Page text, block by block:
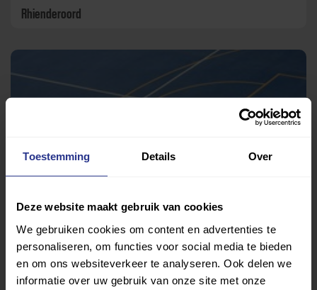
Toestemming Details Over
Deze website maakt gebruik van cookies
We gebruiken cookies om content en advertenties te
personaliseren, om functies voor social media te bieden
en om ons websiteverkeer te analyseren. Ook delen we
informatie over uw gebruik van onze site met onze
Rhienderoord
Gymnastiek
Grote zaal Plein Vijf